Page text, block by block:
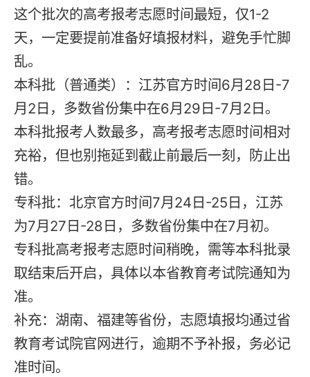
这个批次的高考报考志愿时间最短，仅1-2
天，一定要提前准备好填报材料，避免手忙脚
乱。
本科批（普通类）：江苏官方时间6月28日-7
月2日，多数省份集中在6月29日-7月2日。
本科批报考人数最多，高考报考志愿时间相对
充裕，但也别拖延到截止前最后一刻，防止出
错。
专科批：北京官方时间7月24日-25日，江苏
为7月27日-28日，多数省份集中在7月初。
专科批高考报考志愿时间稍晚，需等本科批录
取结束后开启，具体以本省教育考试院通知为
准。
补充：湖南、福建等省份，志愿填报均通过省
教育考试院官网进行，逾期不予补报，务必记
准时间。